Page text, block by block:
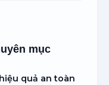
mục
quả an toàn